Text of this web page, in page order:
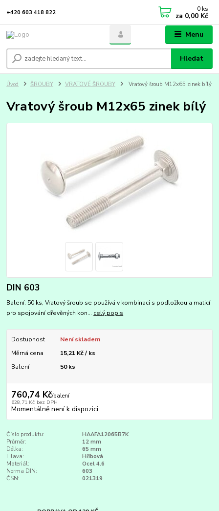
Menu
Hledat
+420 603 418 822 0 ks
za 0,00 Kč
Úvod ŠROUBY VRATOVÉ ŠROUBY Vratový šroub M12x65 zinek bílý
Vratový šroub M12x65 zinek bílý
DIN 603
Balení: 50 ks, Vratový šroub se používá v kombinaci s podložkou a maticí
pro spojování dřevěných kon... celý popis
Dostupnost
Není skladem
Měrná cena
15,21 Kč / ks
Balení
50 ks
760,74 Kč/balení
628,71 Kč bez DPH
Momentálně není k dispozici
Číslo produktu:
HAAFA12065B7K
Průměr:
12 mm
Délka:
65 mm
Hlava:
Hřibová
Materiál:
Ocel 4.6
Norma DIN:
603
ČSN:
021319